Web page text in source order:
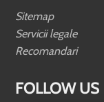
Sitemap
Servicii legale
Recomandari
FOLLOW US